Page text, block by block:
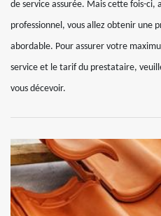
de service assurée. Mais cette fois-ci,
professionnel, vous allez obtenir une
abordable. Pour assurer votre
service et le tarif du prestataire,
vous décevoir.